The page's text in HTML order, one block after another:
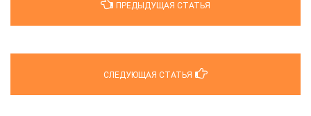
ПРЕДЫДУЩАЯ СТАТЬЯ
СЛЕДУЮЩАЯ СТАТЬЯ